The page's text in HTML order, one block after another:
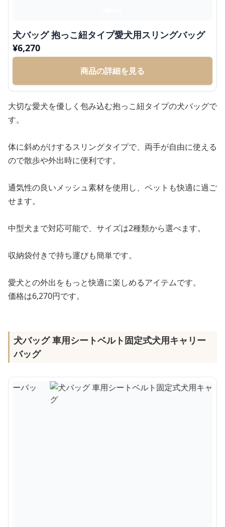
犬バッグ 抱っこ紐タイプ愛犬用スリングバッグ
¥6,270
商品の詳細を見る
大切な愛犬を優しく包み込む抱っこ紐タイプの犬バッグで
す。
体に斜めがけするスリングタイプで、両手が自由に使える
ので散歩や外出時に便利です。
通気性の良いメッシュ素材を使用し、ペットも快適に過ご
せます。
中型犬まで対応可能で、サイズは2種類から選べます。
収納袋付きで持ち運びも簡単です。
愛犬との外出をもっと快適に楽しめるアイテムです。
価格は6,270円です。
犬バッグ 車用シートベルト固定式犬用キャリー
バッグ